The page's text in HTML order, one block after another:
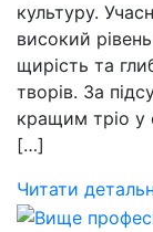
культуру.
високий
щирість та
творів. За
кращим тріо у
[…]
Читати